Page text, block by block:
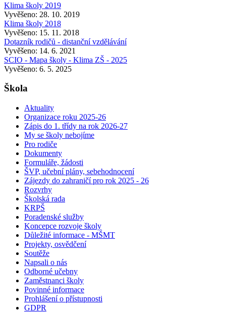
Klima školy 2019
Vyvěšeno: 28. 10. 2019
Klima školy 2018
Vyvěšeno: 15. 11. 2018
Dotazník rodičů - distanční vzdělávání
Vyvěšeno: 14. 6. 2021
SCIO - Mapa školy - Klima ZŠ - 2025
Vyvěšeno: 6. 5. 2025
Škola
Aktuality
Organizace roku 2025-26
Zápis do 1. třídy na rok 2026-27
My se školy nebojíme
Pro rodiče
Dokumenty
Formuláře, žádosti
ŠVP, učební plány, sebehodnocení
Zájezdy do zahraničí pro rok 2025 - 26
Rozvrhy
Školská rada
KRPŠ
Poradenské služby
Koncepce rozvoje školy
Důležité informace - MŠMT
Projekty, osvědčení
Soutěže
Napsali o nás
Odborné učebny
Zaměstnanci školy
Povinné informace
Prohlášení o přístupnosti
GDPR